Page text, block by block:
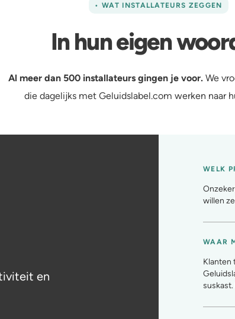
• WAT INSTALLATEURS ZEGGEN
In hun eigen
Al meer dan 500 installateurs gingen je voor. We
die dagelijks met Geluidslabel.com werken naar
en
WELK
willen
WAAR
Klanten